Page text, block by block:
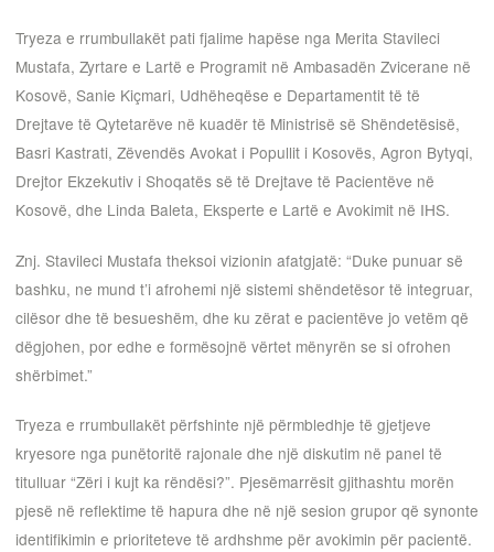
Tryeza e rrumbullakët pati fjalime hapëse nga Merita Stavileci
Mustafa, Zyrtare e Lartë e Programit në Ambasadën Zvicerane në
Kosovë, Sanie Kiçmari, Udhëheqëse e Departamentit të të
Drejtave të Qytetarëve në kuadër të Ministrisë së Shëndetësisë,
Basri Kastrati, Zëvendës Avokat i Popullit i Kosovës, Agron Bytyqi,
Drejtor Ekzekutiv i Shoqatës së të Drejtave të Pacientëve në
Kosovë, dhe Linda Baleta, Eksperte e Lartë e Avokimit në IHS.
Znj. Stavileci Mustafa theksoi vizionin afatgjatë: “Duke punuar së
bashku, ne mund t’i afrohemi një sistemi shëndetësor të integruar,
cilësor dhe të besueshëm, dhe ku zërat e pacientëve jo vetëm që
dëgjohen, por edhe e formësojnë vërtet mënyrën se si ofrohen
shërbimet.”
Tryeza e rrumbullakët përfshinte një përmbledhje të gjetjeve
kryesore nga punëtoritë rajonale dhe një diskutim në panel të
titulluar “Zëri i kujt ka rëndësi?”. Pjesëmarrësit gjithashtu morën
pjesë në reflektime të hapura dhe në një sesion grupor që synonte
identifikimin e prioriteteve të ardhshme për avokimin për pacientë.